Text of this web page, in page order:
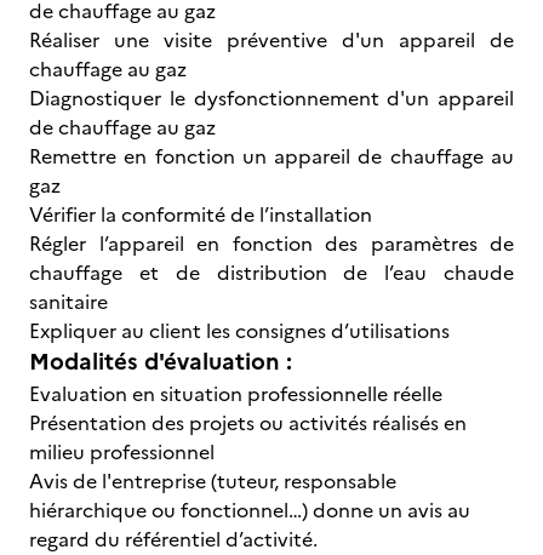
de chauffage au gaz
Réaliser une visite préventive d'un appareil de
chauffage au gaz
Diagnostiquer le dysfonctionnement d'un appareil
de chauffage au gaz
Remettre en fonction un appareil de chauffage au
gaz
Vérifier la conformité de l’installation
Régler l’appareil en fonction des paramètres de
chauffage et de distribution de l’eau chaude
sanitaire
Expliquer au client les consignes d’utilisations
Modalités d'évaluation :
Evaluation en situation professionnelle réelle
Présentation des projets ou activités réalisés en
milieu professionnel
Avis de l'entreprise (tuteur, responsable
hiérarchique ou fonctionnel…) donne un avis au
regard du référentiel d’activité.